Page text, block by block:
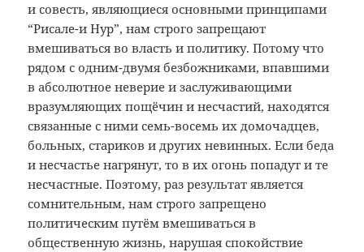
и совесть, являющиеся основными принципами
“Рисале-и Нур”, нам строго запрещают
вмешиваться во власть и политику. Потому что
рядом с одним-двумя безбожниками, впавшими
в абсолютное неверие и заслуживающими
вразумляющих пощёчин и несчастий, находятся
связанные с ними семь-восемь их домочадцев,
больных, стариков и других невинных. Если беда
и несчастье нагрянут, то в их огонь попадут и те
несчастные. Поэтому, раз результат является
сомнительным, нам строго запрещено
политическим путём вмешиваться в
общественную жизнь, нарушая спокойствие